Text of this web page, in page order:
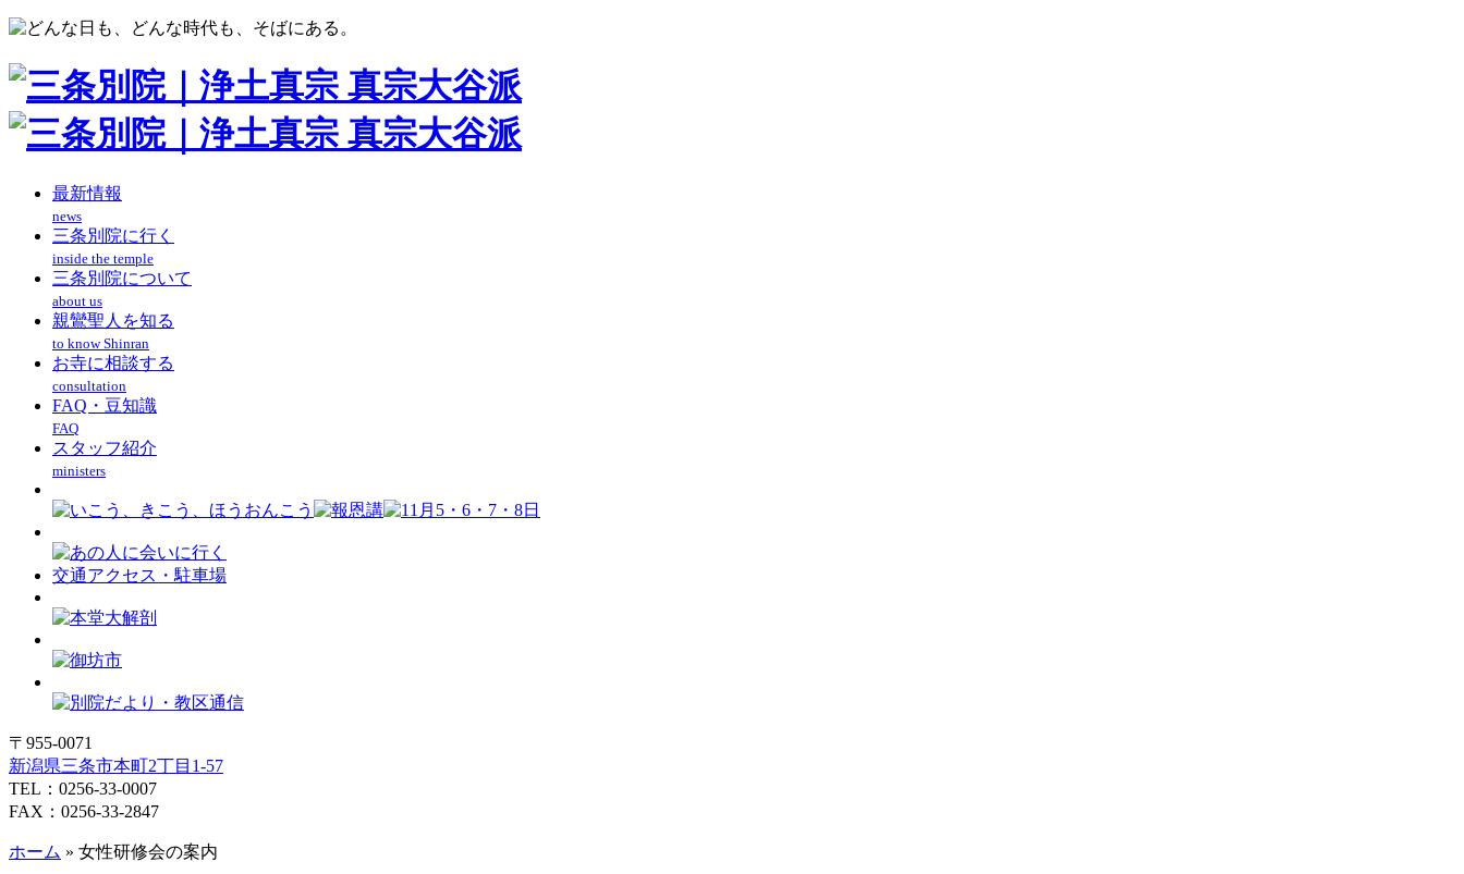
最新情報
news
三条別院に行く
inside the temple
三条別院について
about us
親鸞聖人を知る
to know Shinran
お寺に相談する
consultation
FAQ・豆知識
FAQ
スタッフ紹介
ministers
交通アクセス・駐車場
〒955-0071
新潟県三条市本町2丁目1-57
TEL：0256-33-0007
FAX：0256-33-2847
ホーム » 女性研修会の案内